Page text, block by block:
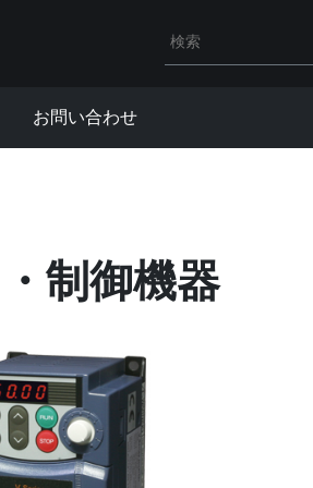
検索キーワード入力
お問い合わせ
制御機器